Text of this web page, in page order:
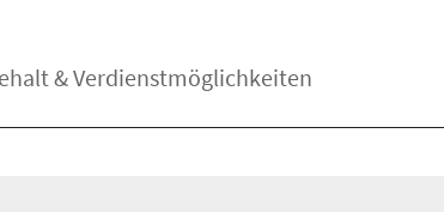
& Verdienstmöglichkeiten